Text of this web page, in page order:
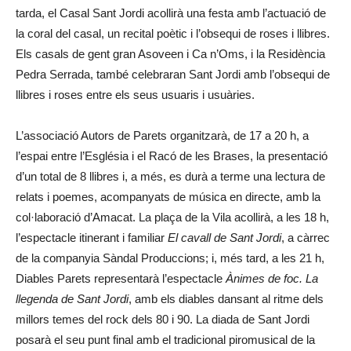
tarda, el Casal Sant Jordi acollirà una festa amb l’actuació de
la coral del casal, un recital poètic i l’obsequi de roses i llibres.
Els casals de gent gran Asoveen i Ca n’Oms, i la Residència
Pedra Serrada, també celebraran Sant Jordi amb l’obsequi de
llibres i roses entre els seus usuaris i usuàries.
L’associació Autors de Parets organitzarà, de 17 a 20 h, a
l’espai entre l’Església i el Racó de les Brases, la presentació
d’un total de 8 llibres i, a més, es durà a terme una lectura de
relats i poemes, acompanyats de música en directe, amb la
col·laboració d’Amacat. La plaça de la Vila acollirà, a les 18 h,
l’espectacle itinerant i familiar El cavall de Sant Jordi, a càrrec
de la companyia Sàndal Produccions; i, més tard, a les 21 h,
Diables Parets representarà l’espectacle Ànimes de foc. La
llegenda de Sant Jordi, amb els diables dansant al ritme dels
millors temes del rock dels 80 i 90. La diada de Sant Jordi
posarà el seu punt final amb el tradicional piromusical de la